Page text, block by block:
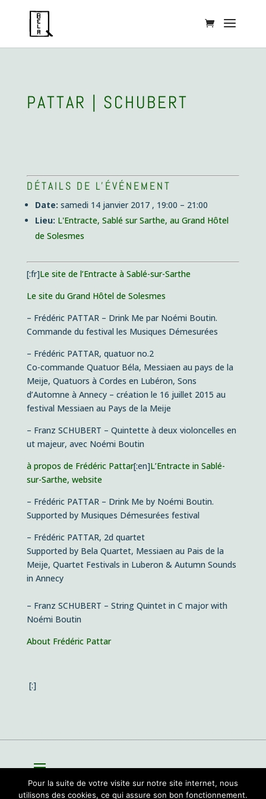
PATTAR | SCHUBERT
DÉTAILS DE L'ÉVÉNEMENT
Date: samedi 14 janvier 2017 , 19:00 – 21:00
Lieu: L'Entracte, Sablé sur Sarthe, au Grand Hôtel
de Solesmes
[:fr]Le site de l’Entracte à Sablé-sur-Sarthe
Le site du Grand Hôtel de Solesmes
– Frédéric PATTAR – Drink Me par Noémi Boutin.
Commande du festival les Musiques Démesurées
– Frédéric PATTAR, quatuor no.2
Co-commande Quatuor Béla, Messiaen au pays de la
Meije, Quatuors à Cordes en Lubéron, Sons
d’Automne à Annecy – création le 16 juillet 2015 au
festival Messiaen au Pays de la Meije
– Franz SCHUBERT – Quintette à deux violoncelles en
ut majeur, avec Noémi Boutin
à propos de Frédéric Pattar[:en]L’Entracte in Sablé-
sur-Sarthe, website
– Frédéric PATTAR – Drink Me by Noémi Boutin.
Supported by Musiques Démesurées festival
– Frédéric PATTAR, 2d quartet
Supported by Bela Quartet, Messiaen au Pais de la
Meije, Quartet Festivals in Luberon & Autumn Sounds
in Annecy
– Franz SCHUBERT – String Quintet in C major with
Noémi Boutin
About Frédéric Pattar
[:]
Pour la suite de votre visite sur notre site internet, nous
utilisons des cookies, ce qui assure son bon fonctionnement.